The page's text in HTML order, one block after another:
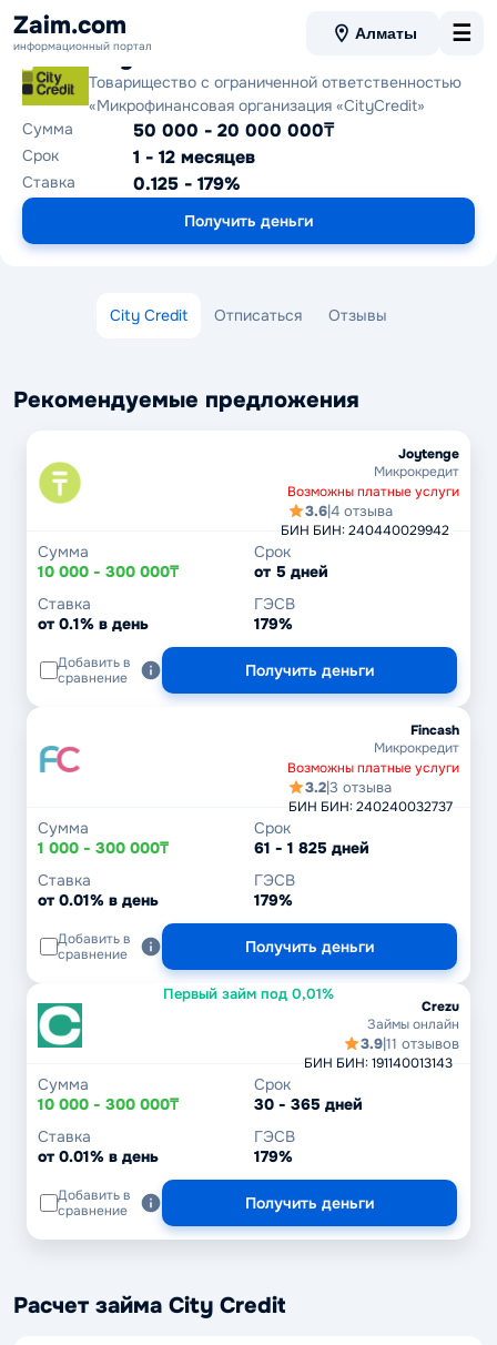
Zaim.com
информационный портал
Алматы ☰
City Credit
Товарищество с ограниченной ответственностью
«Микрофинансовая организация «CityCredit»
Сумма
50 000 - 20 000 000₸
Срок 1 - 12 месяцев
Ставка 0.125 - 179%
Получить деньги
City Credit Отписаться Отзывы
Рекомендуемые предложения
Joytenge
Микрокредит
Возможны платные услуги
БИН БИН: 240440029942
3.6|4 отзыва
Сумма
10 000 - 300 000₸
Срок
от 5 дней
Ставка
от 0.1% в день
ГЭСВ
179%
Добавить в
сравнение
Получить деньги
Fincash
Микрокредит
Возможны платные услуги
БИН БИН: 240240032737
3.2|3 отзыва
Сумма
1 000 - 300 000₸
Срок
61 - 1 825 дней
Ставка
от 0.01% в день
ГЭСВ
179%
Добавить в
сравнение
Получить деньги
Первый займ под 0,01%
Crezu
Займы онлайн
БИН БИН: 191140013143
3.9|11 отзывов
Сумма
10 000 - 300 000₸
Срок
30 - 365 дней
Ставка
от 0.01% в день
ГЭСВ
179%
Добавить в
сравнение
Получить деньги
Расчет займа City Credit